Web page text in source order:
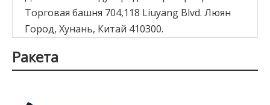
Торговая башня 704,118 Liuyang Blvd. Люян
Город, Хунань, Китай 410300.
Ракета